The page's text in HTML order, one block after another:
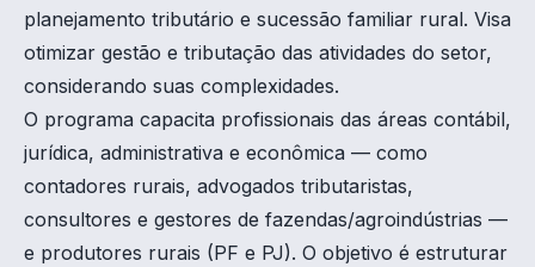
planejamento tributário e sucessão familiar rural. Visa
otimizar gestão e tributação das atividades do setor,
considerando suas complexidades.
O programa capacita profissionais das áreas contábil,
jurídica, administrativa e econômica — como
contadores rurais, advogados tributaristas,
consultores e gestores de fazendas/agroindústrias —
e produtores rurais (PF e PJ). O objetivo é estruturar